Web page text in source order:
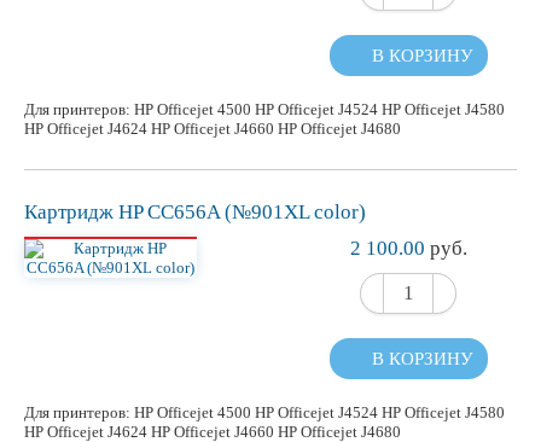
В КОРЗИНУ
Для принтеров: HP Officejet 4500 HP Officejet J4524 HP Officejet J4580
HP Officejet J4624 HP Officejet J4660 HP Officejet J4680
Картридж HP CC656A (№901XL color)
2 100.00 руб.
В КОРЗИНУ
Для принтеров: HP Officejet 4500 HP Officejet J4524 HP Officejet J4580
HP Officejet J4624 HP Officejet J4660 HP Officejet J4680